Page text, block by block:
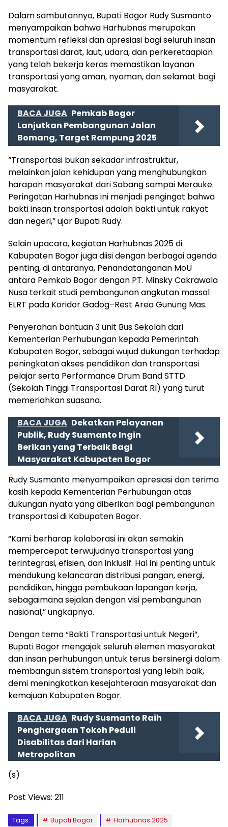
Dalam sambutannya, Bupati Bogor Rudy Susmanto
menyampaikan bahwa Harhubnas merupakan
momentum refleksi dan apresiasi bagi seluruh insan
transportasi darat, laut, udara, dan perkeretaapian
yang telah bekerja keras memastikan layanan
transportasi yang aman, nyaman, dan selamat bagi
masyarakat.
BACA JUGA Pemkab Bogor
Lanjutkan Pembangunan Jalan
Bomang, Target Rampung 2025
“Transportasi bukan sekadar infrastruktur,
melainkan jalan kehidupan yang menghubungkan
harapan masyarakat dari Sabang sampai Merauke.
Peringatan Harhubnas ini menjadi pengingat bahwa
bakti insan transportasi adalah bakti untuk rakyat
dan negeri,” ujar Bupati Rudy.
Selain upacara, kegiatan Harhubnas 2025 di
Kabupaten Bogor juga diisi dengan berbagai agenda
penting, di antaranya, Penandatanganan MoU
antara Pemkab Bogor dengan PT. Minsky Cakrawala
Nusa terkait studi pembangunan angkutan massal
ELRT pada Koridor Gadog–Rest Area Gunung Mas.
Penyerahan bantuan 3 unit Bus Sekolah dari
Kementerian Perhubungan kepada Pemerintah
Kabupaten Bogor, sebagai wujud dukungan terhadap
peningkatan akses pendidikan dan transportasi
pelajar serta Performance Drum Band STTD
(Sekolah Tinggi Transportasi Darat RI) yang turut
memeriahkan suasana.
BACA JUGA Dekatkan Pelayanan
Publik, Rudy Susmanto Ingin
Berikan yang Terbaik Bagi
Masyarakat Kabupaten Bogor
Rudy Susmanto menyampaikan apresiasi dan terima
kasih kepada Kementerian Perhubungan atas
dukungan nyata yang diberikan bagi pembangunan
transportasi di Kabupaten Bogor.
“Kami berharap kolaborasi ini akan semakin
mempercepat terwujudnya transportasi yang
terintegrasi, efisien, dan inklusif. Hal ini penting untuk
mendukung kelancaran distribusi pangan, energi,
pendidikan, hingga pembukaan lapangan kerja,
sebagaimana sejalan dengan visi pembangunan
nasional,” ungkapnya.
Dengan tema “Bakti Transportasi untuk Negeri”,
Bupati Bogor mengajak seluruh elemen masyarakat
dan insan perhubungan untuk terus bersinergi dalam
membangun sistem transportasi yang lebih baik,
demi meningkatkan kesejahteraan masyarakat dan
kemajuan Kabupaten Bogor.
BACA JUGA Rudy Susmanto Raih
Penghargaan Tokoh Peduli
Disabilitas dari Harian
Metropolitan
(s)
Post Views: 211
Tags: Bupati Bogor Harhubnas 2025